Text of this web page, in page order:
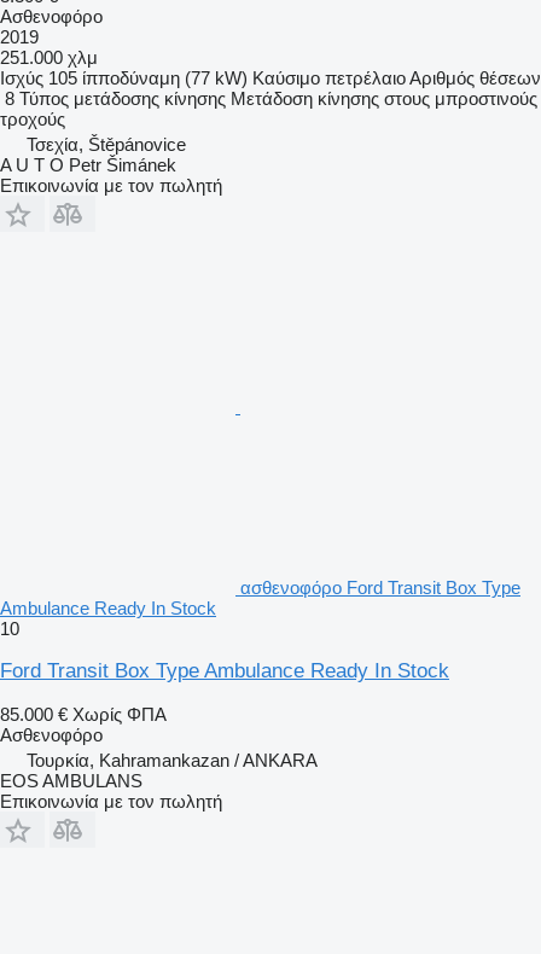
Ασθενοφόρο
2019
251.000 χλμ
Ισχύς 105 ίπποδύναμη (77 kW) Καύσιμο πετρέλαιοΑριθμός θέσεων
8 Τύπος μετάδοσης κίνησης Μετάδοση κίνησης στους μπροστινούς
τροχούς
Τσεχία, Štěpánovice
A U T O Petr Šimánek
Επικοινωνία με τον πωλητή
ασθενοφόρο Ford Transit Box Type
Ambulance Ready In Stock
10
Ford Transit Box Type Ambulance Ready In Stock
85.000 € Χωρίς ΦΠΑ
Ασθενοφόρο
Τουρκία, Kahramankazan / ANKARA
EOS AMBULANS
Επικοινωνία με τον πωλητή